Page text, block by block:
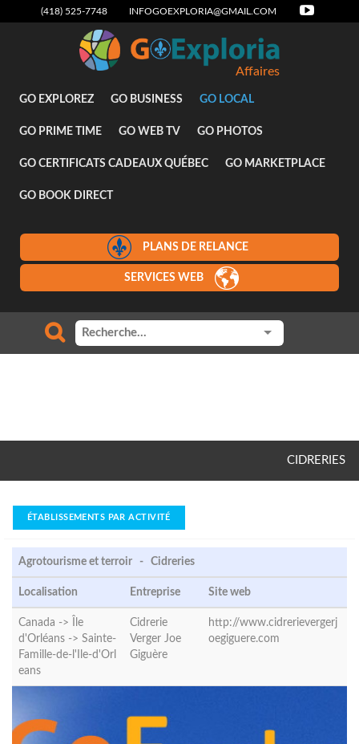
(418) 525-7748 INFOGOEXPLORIA@GMAIL.COM
Affaires
GO EXPLOREZ GO BUSINESS GO LOCAL
GO PRIME TIME GO WEB TV GO PHOTOS
GO CERTIFICATS CADEAUX QUÉBEC GO MARKETPLACE
GO BOOK DIRECT
PLANS DE RELANCE
SERVICES WEB
CIDRERIES
ÉTABLISSEMENTS PAR ACTIVITÉ
Agrotourisme et terroir - Cidreries
Localisation Entreprise Site web
Canada -> Île
d'Orléans -> Sainte-
Famille-de-l'Ile-d'Orl
eans
Cidrerie
Verger Joe
Giguère
http://www.cidrerievergerj
oegiguere.com